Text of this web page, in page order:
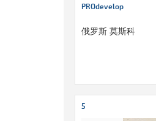
PROdevelop
俄罗斯 莫斯科
5